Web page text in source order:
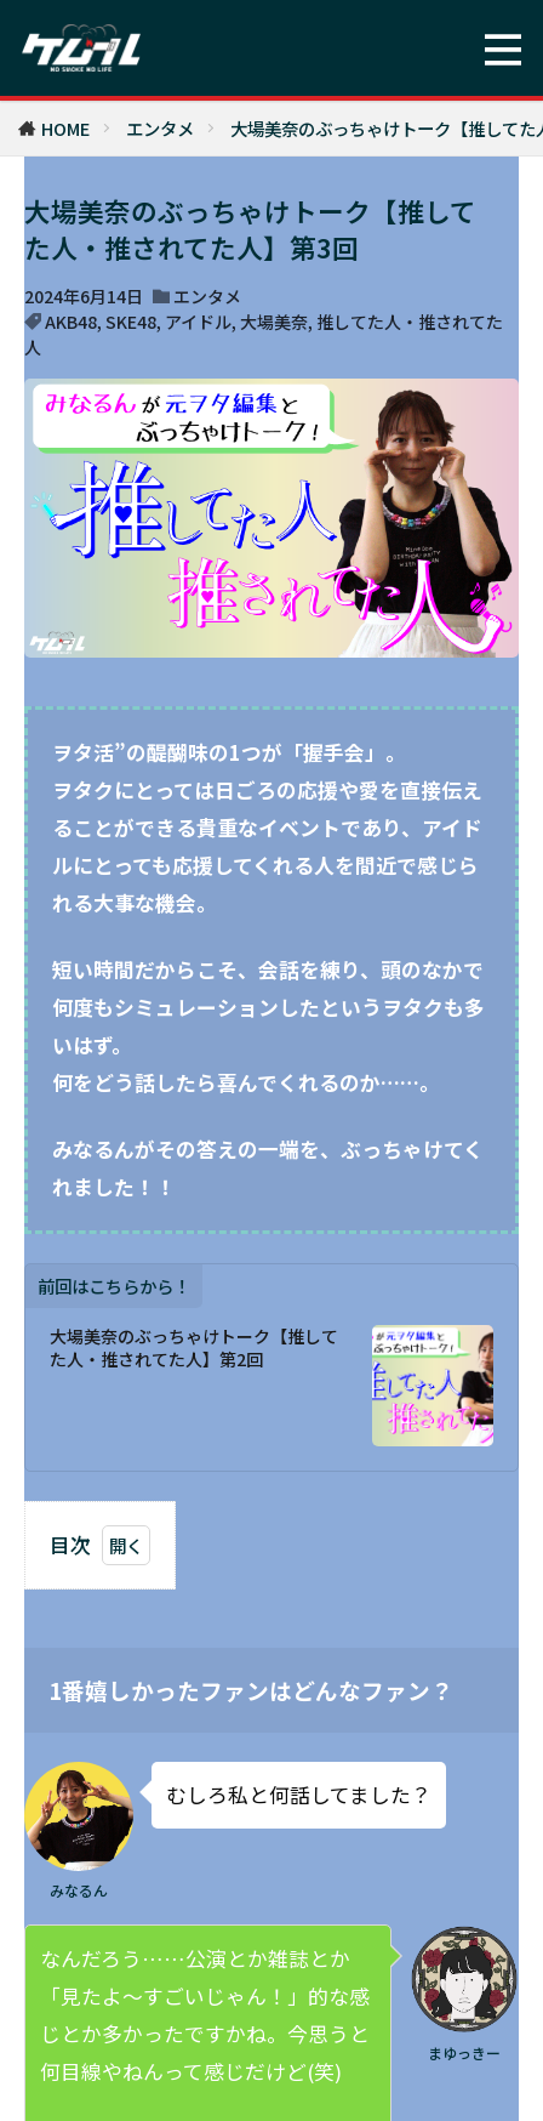
HOME エンタメ 大場美奈のぶっちゃけトーク【推して
大場美奈のぶっちゃけトーク【推して
た人・推されてた人】第3回
2024年6月14日
エンタメ
AKB48, SKE48, アイドル, 大場美奈, 推してた人・推されてた
人
ヲタ活”の醍醐味の1つが「握手会」。
ヲタクにとっては日ごろの応援や愛を直接伝え
ることができる貴重なイベントであり、アイド
ルにとっても応援してくれる人を間近で感じら
れる大事な機会。
短い時間だからこそ、会話を練り、頭のなかで
何度もシミュレーションしたというヲタクも多
いはず。
何をどう話したら喜んでくれるのか……。
みなるんがその答えの一端を、ぶっちゃけてく
れました！！
前回はこちらから！
大場美奈のぶっちゃけトーク【推して
た人・推されてた人】第2回
目次
たフ
ァン
んな
ファ
ン？
1番嬉しかったファンはどんなファン？
みなるん
むしろ私と何話してました？
まゆっきー
なんだろう……公演とか雑誌とか
「見たよ～すごいじゃん！」的な感
じとか多かったですかね。今思うと
何目線やねんって感じだけど(笑)